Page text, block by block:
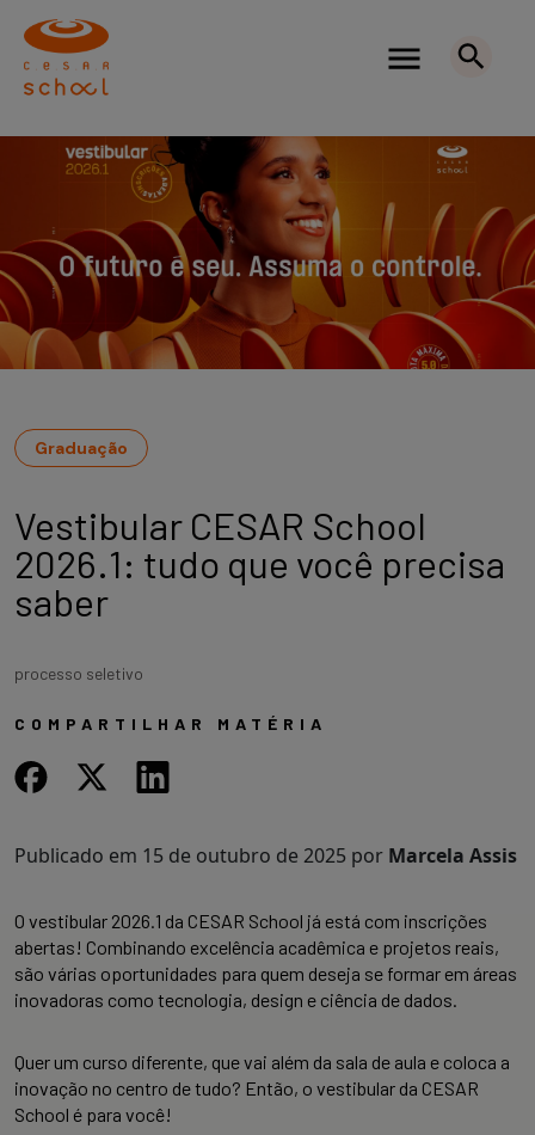
Graduação
Vestibular CESAR School
2026.1: tudo que você precisa
saber
processo seletivo
COMPARTILHAR MATÉRIA
Publicado em 15 de outubro de 2025 por Marcela Assis
O vestibular 2026.1 da CESAR School já está com inscrições
abertas! Combinando excelência acadêmica e projetos reais,
são várias oportunidades para quem deseja se formar em áreas
inovadoras como tecnologia, design e ciência de dados.
Quer um curso diferente, que vai além da sala de aula e coloca a
inovação no centro de tudo? Então, o vestibular da CESAR
School é para você!